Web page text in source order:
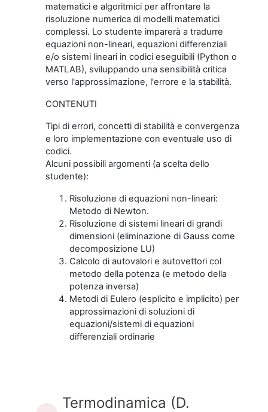
matematici e algoritmici per affrontare la
risoluzione numerica di modelli matematici
complessi. Lo studente imparerà a tradurre
equazioni non-lineari, equazioni differenziali
e/o sistemi lineari in codici eseguibili (Python o
MATLAB), sviluppando una sensibilità critica
verso l'approssimazione, l'errore e la stabilità.
CONTENUTI
Tipi di errori, concetti di stabilità e convergenza
e loro implementazione con eventuale uso di
codici.
Alcuni possibili argomenti (a scelta dello
studente):
Risoluzione di equazioni non-lineari:
Metodo di Newton.
Risoluzione di sistemi lineari di grandi
dimensioni (eliminazione di Gauss come
decomposizione LU)
Calcolo di autovalori e autovettori col
metodo della potenza (e metodo della
potenza inversa)
Metodi di Eulero (esplicito e implicito) per
approssimazioni di soluzioni di
equazioni/sistemi di equazioni
differenziali ordinarie
Termodinamica (D.